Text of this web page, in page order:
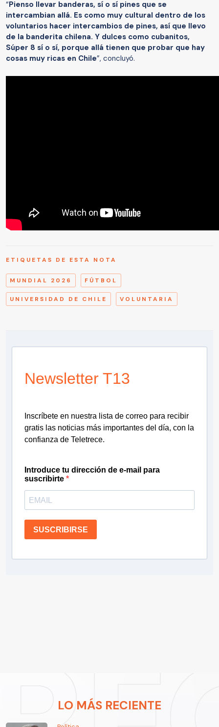
“Pienso llevar banderas, sí o sí pines que se
intercambian allá. Es como muy cultural dentro de los
voluntarios hacer intercambios de pines, así que llevo
de la banderita chilena. Y dulces como cubanitos,
Súper 8 sí o sí, porque allá tienen que probar que hay
cosas muy ricas en Chile”, concluyó.
ETIQUETAS DE ESTA NOTA
MUNDIAL 2026 FÚTBOL
UNIVERSIDAD DE CHILE VOLUNTARIA
Newsletter T13
Inscríbete en nuestra lista de correo para recibir
gratis las noticias más importantes del día, con la
confianza de Teletrece.
Introduce tu dirección de e-mail para
suscribirte
SUSCRIBIRSE
LO MÁS RECIENTE